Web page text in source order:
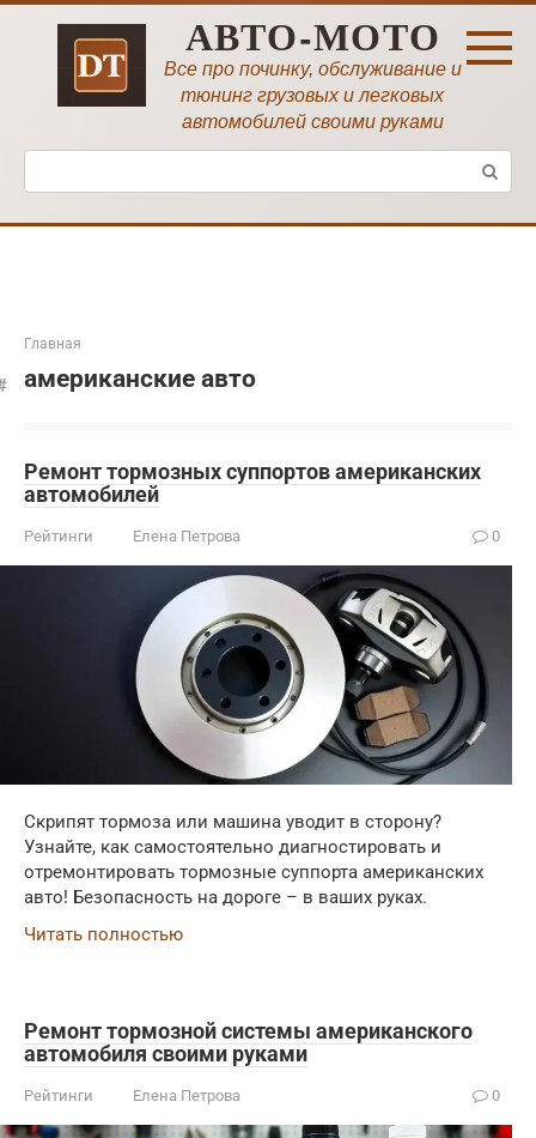
Перейти
АВТО-МОТО
Все про починку, обслуживание и
тюнинг грузовых и легковых
автомобилей своими руками
Поиск:
Главная
американские авто
Ремонт тормозных суппортов американских
автомобилей
Рейтинги Елена Петрова 0
Скрипят тормоза или машина уводит в сторону?
Узнайте, как самостоятельно диагностировать и
отремонтировать тормозные суппорта американских
авто! Безопасность на дороге – в ваших руках.
Читать полностью
Ремонт тормозной системы американского
автомобиля своими руками
Рейтинги Елена Петрова 0